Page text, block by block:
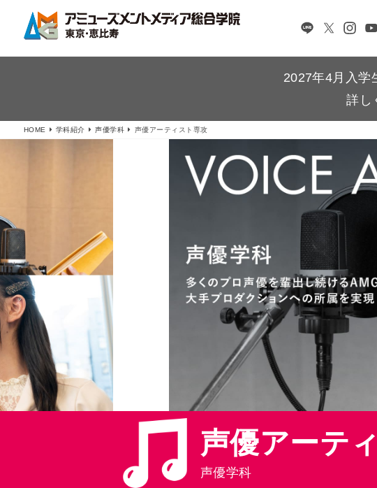
2027年4月入学
詳し
HOME 学科紹介 声優学科 声優アーティスト専攻
声優アーテ
声優学科